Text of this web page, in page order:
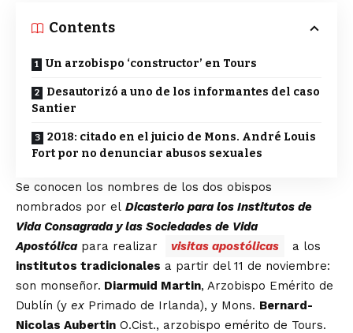
Contents
Un arzobispo ‘constructor’ en Tours
Desautorizó a uno de los informantes del caso
Santier
2018: citado en el juicio de Mons. André Louis
Fort por no denunciar abusos sexuales
Se conocen los nombres de los dos obispos
nombrados por el Dicasterio para los Institutos de
Vida Consagrada y las Sociedades de Vida
Apostólicapara realizar visitas apostólicas
a los
institutos tradicionales a partir del 11 de noviembre:
son monseñor. Diarmuid Martin, Arzobispo Emérito de
Dublín (y ex Primado de Irlanda), y Mons. Bernard-
Nicolas Aubertin O.Cist., arzobispo emérito de Tours.